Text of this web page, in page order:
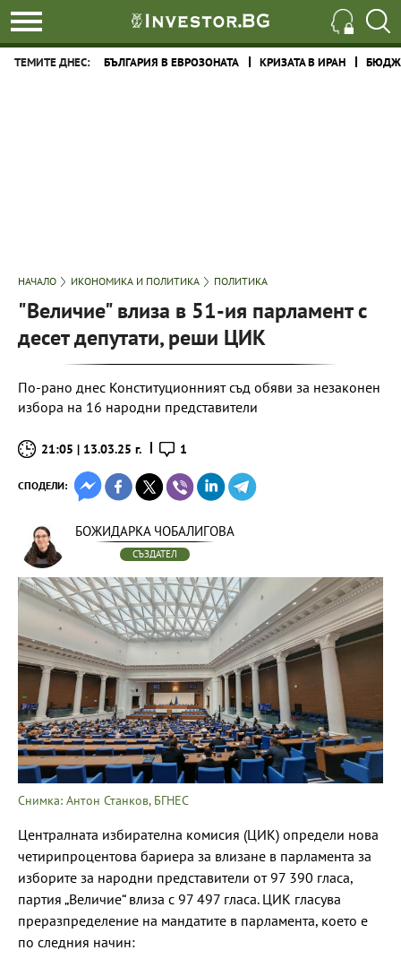
ТЕМИТЕ ДНЕС: БЪЛГАРИЯ В ЕВРОЗОНАТА КРИЗАТА В ИРАН
НАЧАЛО ИКОНОМИКА И ПОЛИТИКА ПОЛИТИКА
"Величие" влиза в 51-ия парламент с
десет депутати, реши ЦИК
По-рано днес Конституционният съд обяви за незаконен
избора на 16 народни представители
21:05 | 13.03.25 г. 1
СПОДЕЛИ:
БОЖИДАРКА ЧОБАЛИГОВА
СЪЗДАТЕЛ
Снимка: Антон Станков, БГНЕС
Централната избирателна комисия (ЦИК) определи нова
четирипроцентова бариера за влизане в парламента за
изборите за народни представители от 97 390 гласа,
партия „Величие“ влиза с 97 497 гласа. ЦИК гласува
преразпределение на мандатите в парламента, което е
по следния начин: